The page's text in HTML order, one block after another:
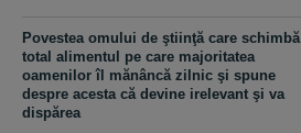
Povestea omului de ştiinţă care schimbă
total alimentul pe care majoritatea
oamenilor îl mănâncă zilnic şi spune
despre acesta că devine irelevant şi va
dispărea